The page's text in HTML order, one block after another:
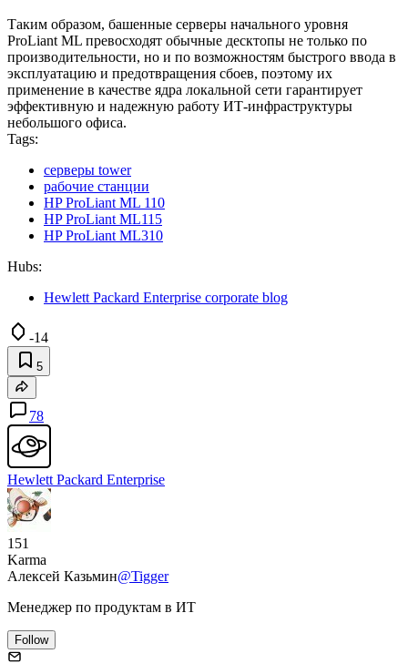
Таким образом, башенные серверы начального уровня
ProLiant ML превосходят обычные десктопы не только по
производительности, но и по возможностям быстрого ввода в
эксплуатацию и предотвращения сбоев, поэтому их
применение в качестве ядра локальной сети гарантирует
эффективную и надежную работу ИТ-инфраструктуры
небольшого офиса.
Tags:
серверы tower
рабочие станции
HP ProLiant ML 110
HP ProLiant ML115
HP ProLiant ML310
Hubs:
Hewlett Packard Enterprise corporate blog
-14
5
78
Hewlett Packard Enterprise
151
Karma
Алексей Казьмин@Tigger
Менеджер по продуктам в ИТ
Follow